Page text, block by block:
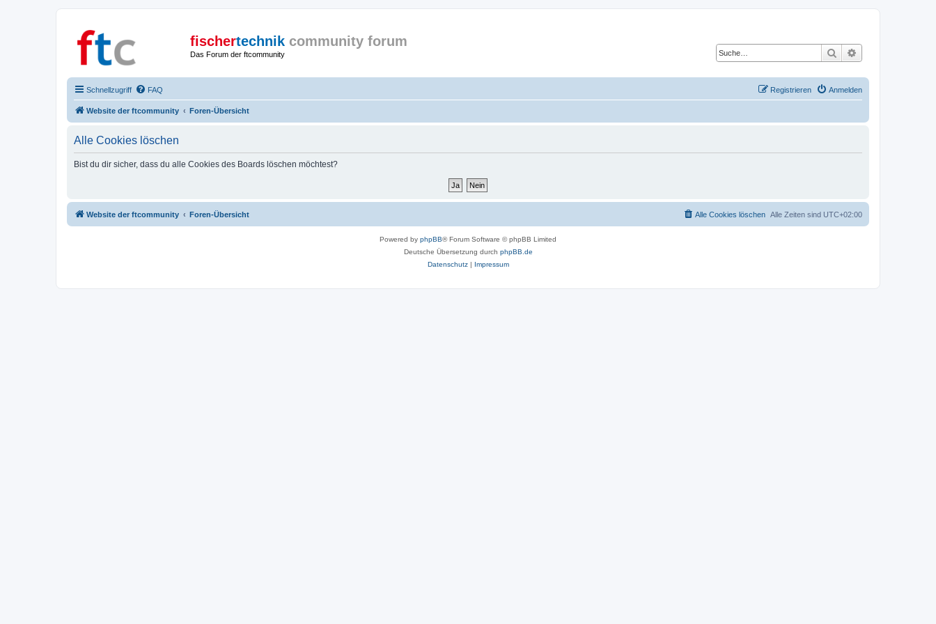
fischertechnik community forum
Das Forum der ftcommunity Suche
Schnellzugriff FAQ Anmelden
Registrieren
Website der ftcommunity Foren-Übersicht
Alle Cookies löschen
Bist du dir sicher, dass du alle Cookies des Boards löschen möchtest?
Website der ftcommunity Foren-Übersicht Alle Zeiten sind UTC+02:00
Alle Cookies löschen
Powered by phpBB® Forum Software © phpBB Limited
Deutsche Übersetzung durch phpBB.de
Datenschutz| Impressum